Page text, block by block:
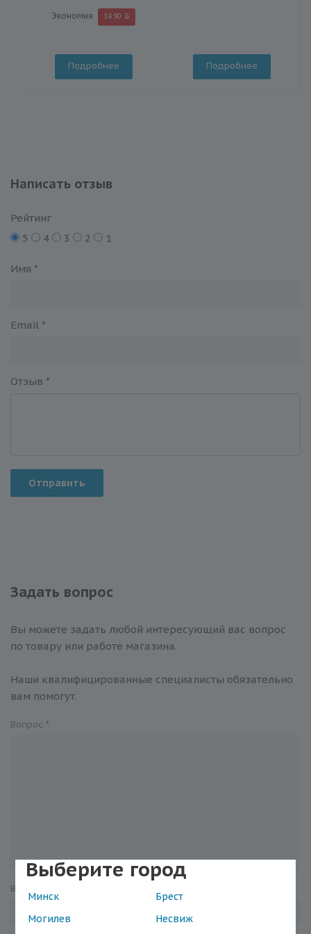
Выберите город
Минск
Брест
Могилев
Несвиж
Экономия 14.90
Подробнее Подробнее
Написать отзыв
Рейтинг
5
4 3 2 1
Имя *
Email *
Отзыв *
Отправить
Задать вопрос
Вы можете задать любой интересующий вас вопрос
по товару или работе магазина.
Наши квалифицированные специалисты обязательно
вам помогут.
Вопрос *
Ваше имя